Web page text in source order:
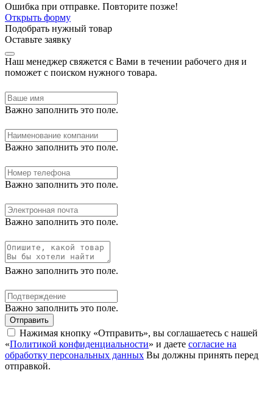
Ошибка при отправке. Повторите позже!
Открыть форму
Подобрать нужный товар
Оставьте заявку
Наш менеджер свяжется с Вами в течении рабочего дня и
поможет с поиском нужного товара.
Важно заполнить это поле.
Важно заполнить это поле.
Важно заполнить это поле.
Важно заполнить это поле.
Важно заполнить это поле.
Важно заполнить это поле.
Отправить
Нажимая кнопку «Отправить», вы соглашаетесь с нашей
«Политикой конфиденциальности» и даете согласие на
обработку персональных данных Вы должны принять перед
отправкой.